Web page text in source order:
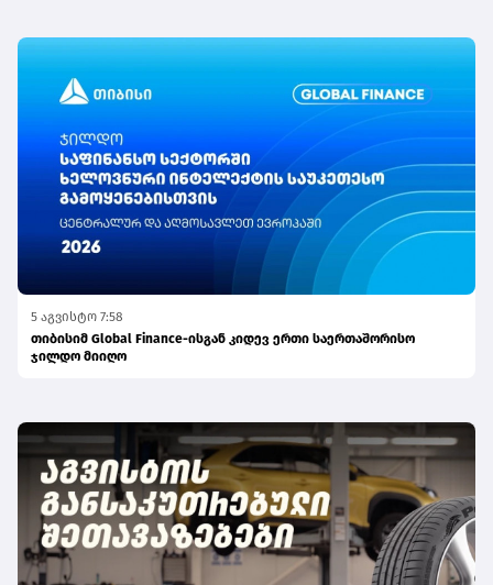
5 აგვისტო 7:58
თიბისიმ Global Finance-ისგან კიდევ ერთი საერთაშორისო
ჯილდო მიიღო